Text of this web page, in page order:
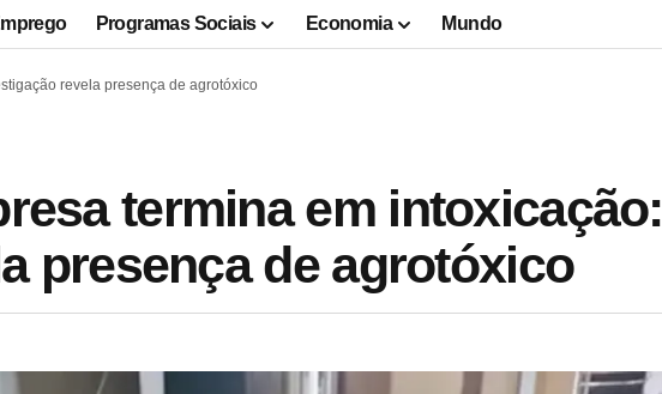
Programas Sociais Economia Mundo
revela presença de agrotóxico
termina em intoxicação:
presença de agrotóxico